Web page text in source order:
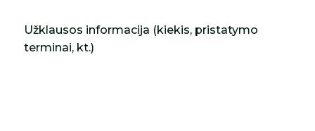
Užklausos informacija (kiekis, pristatymo
terminai, kt.)